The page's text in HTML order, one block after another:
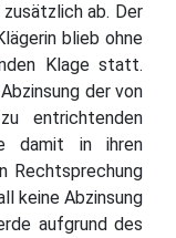
ab. Der
blieb ohne
Klage statt.
der von
entrichtenden
damit in ihren
Rechtsprechung
keine Abzinsung
aufgrund des